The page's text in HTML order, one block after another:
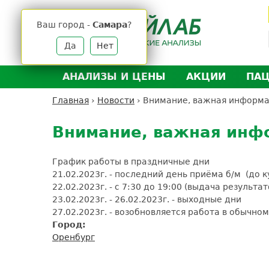
Ваш город - Самара?
Да Нет
АНАЛИЗЫ И ЦЕНЫ
Анализы и цены
Выезд на дом
Расшифровка анализов
АКЦИИ
Главная › Новости › Внимание, важная
to
top
Внимание, важная
График работы в праздничные дни
21.02.2023г. - последний день приёма б/м (до
22.02.2023г. - с 7:30 до 19:00 (выдача
23.02.2023г. - 26.02.2023г. - выходные
27.02.2023г. - возобновляется работа в
Город:
Оренбург